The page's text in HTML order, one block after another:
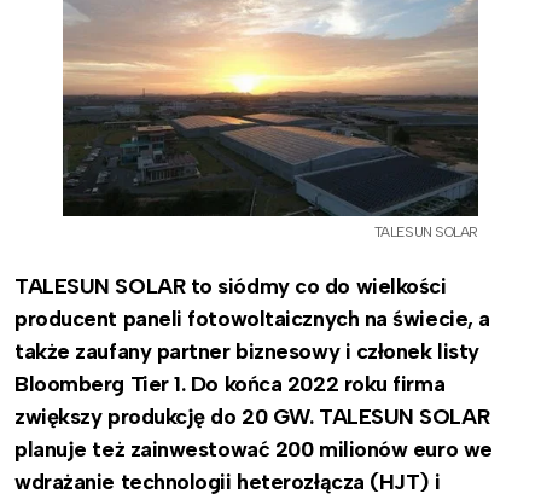
TALESUN SOLAR
TALESUN SOLAR to siódmy co do wielkości
producent paneli fotowoltaicznych na świecie, a
także zaufany partner biznesowy i członek listy
Bloomberg Tier 1. Do końca 2022 roku firma
zwiększy produkcję do 20 GW. TALESUN SOLAR
planuje też zainwestować 200 milionów euro we
wdrażanie technologii heterozłącza (HJT) i